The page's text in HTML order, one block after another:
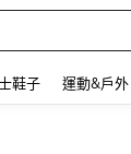
鞋子 運動&戶外